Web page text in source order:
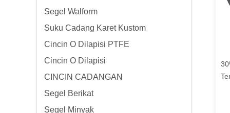
Segel Walform
Suku Cadang Karet Kustom
Cincin O Dilapisi PTFE
Cincin O Dilapisi
CINCIN CADANGAN
Segel Berikat
Segel Minyak